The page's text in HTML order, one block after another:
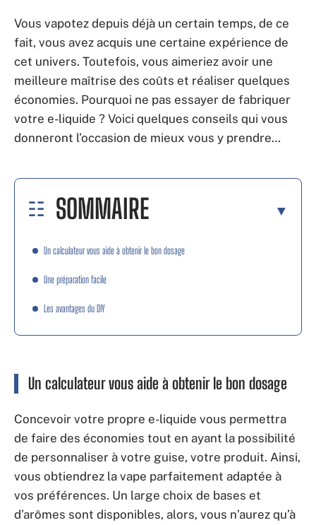
Vous vapotez depuis déjà un certain temps, de ce
fait, vous avez acquis une certaine expérience de
cet univers. Toutefois, vous aimeriez avoir une
meilleure maîtrise des coûts et réaliser quelques
économies. Pourquoi ne pas essayer de fabriquer
votre e-liquide ? Voici quelques conseils qui vous
donneront l’occasion de mieux vous y prendre…
SOMMAIRE
Un calculateur vous aide à obtenir le bon dosage
Une préparation facile
Les avantages du DIY
Un calculateur vous aide à obtenir le bon dosage
Concevoir votre propre e-liquide vous permettra
de faire des économies tout en ayant la possibilité
de personnaliser à votre guise, votre produit. Ainsi,
vous obtiendrez la vape parfaitement adaptée à
vos préférences. Un large choix de bases et
d’arômes sont disponibles, alors, vous n’aurez qu’à